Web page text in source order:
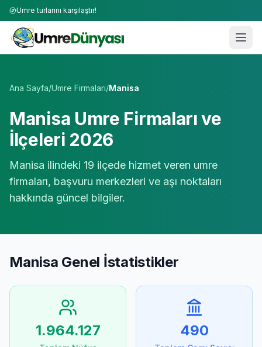
Umre turlarını karşılaştır!
Ana Sayfa/Umre Firmaları/Manisa
Manisa Umre Firmaları ve
İlçeleri 2026
Manisa ilindeki 19 ilçede hizmet veren umre
firmaları, başvuru merkezleri ve aşı noktaları
hakkında güncel bilgiler.
Manisa Genel İstatistikler
1.964.127 490